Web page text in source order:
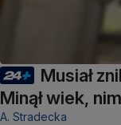
Musiał
Minął wiek,
A. Stradecka